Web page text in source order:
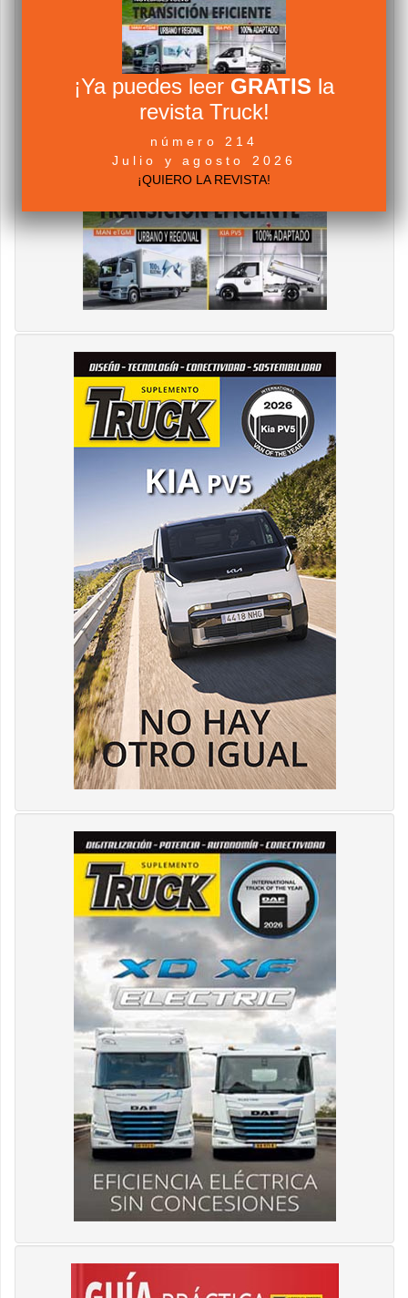
¡Ya puedes leer GRATIS la
revista Truck!
número 214
Julio y agosto 2026
¡QUIERO LA REVISTA!